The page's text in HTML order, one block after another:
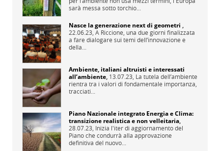
sarà messa sotto torchio...
Nasce la generazione next di geometri ,
22.06.23, A Riccione, una due giorni finalizzata
a fare dialogare sui temi dell’innovazione e
della...
Ambiente, italiani altruisti e interessati
all’ambiente, 13.07.23, La tutela dell’ambiente
rientra tra i valori di fondamentale importanza,
tracciati...
Piano Nazionale integrato Energia e Clima:
transizione realistica e non velleitaria,
28.07.23, Inizia l'iter di aggiornamento del
Piano che condurrà alla approvazione
definitiva del nuovo...